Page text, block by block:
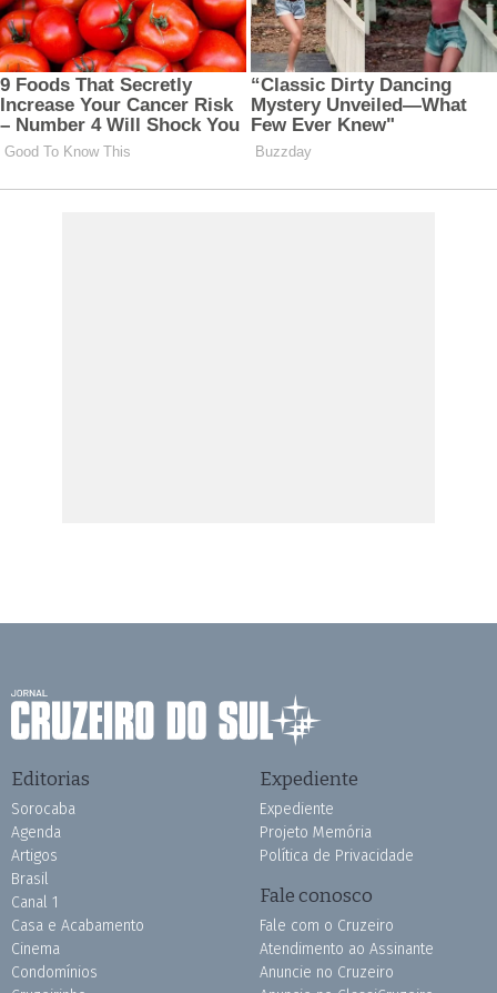
Editorias
Sorocaba
Agenda
Artigos
Brasil
Canal 1
Casa e Acabamento
Cinema
Condomínios
Expediente
Expediente
Projeto Memória
Política de Privacidade
Fale conosco
Fale com o Cruzeiro
Atendimento ao Assinante
Anuncie no Cruzeiro